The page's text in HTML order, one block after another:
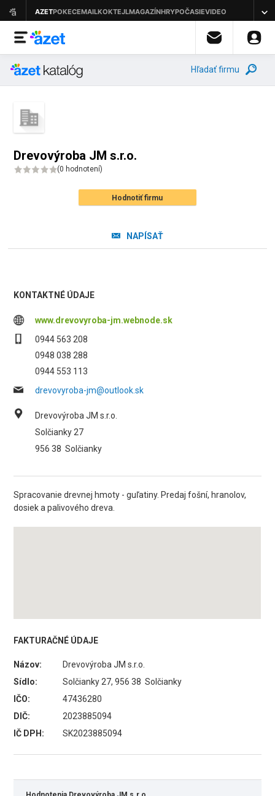
Hľadať firmu
Drevovýroba JM s.r.o.
(0 hodnotení)
Hodnotiť firmu
NAPÍSAŤ
KONTAKTNÉ ÚDAJE
www.drevovyroba-jm.webnode.sk
0944 563 208
0948 038 288
0944 553 113
drevovyroba-jm@outlook.sk
Drevovýroba JM s.r.o.
Solčianky 27
956 38 Solčianky
Spracovanie drevnej hmoty - guľatiny. Predaj fošní, hranolov,
dosiek a palivového dreva.
FAKTURAČNÉ ÚDAJE
Názov:
Drevovýroba JM s.r.o.
Sídlo:
Solčianky 27, 956 38 Solčianky
IČO:
47436280
DIČ:
2023885094
IČ DPH:
SK2023885094